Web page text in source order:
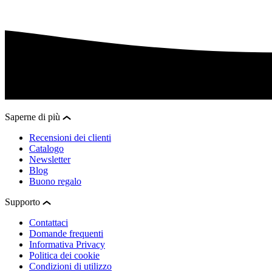
Saperne di più
Recensioni dei clienti
Catalogo
Newsletter
Blog
Buono regalo
Supporto
Contattaci
Domande frequenti
Informativa Privacy
Politica dei cookie
Condizioni di utilizzo